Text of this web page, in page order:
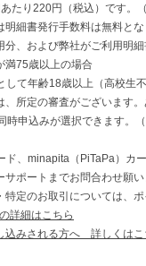
たり220円（税込）です。
細書発行手数料は無料とな
、および弊社がご利用明
満75歳以上の場合
て年齢18歳以上（高校生
所定の審査がございます。
申込みが選択できます。
、minapita（PiTaPa）カ
ポートまでお問合わせ願い
定のお取引については、
詳細はこちら
込みされる方へ 詳しくはこ